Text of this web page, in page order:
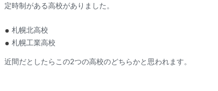
定時制がある高校がありました。
札幌北高校
札幌工業高校
近間だとしたらこの2つの高校のどちらかと思われます。